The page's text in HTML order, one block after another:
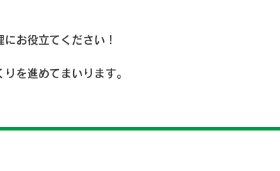
お役立てください！
を進めてまいります。